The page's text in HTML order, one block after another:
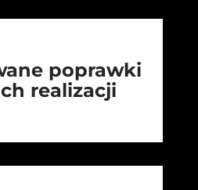
poprawki
realizacji